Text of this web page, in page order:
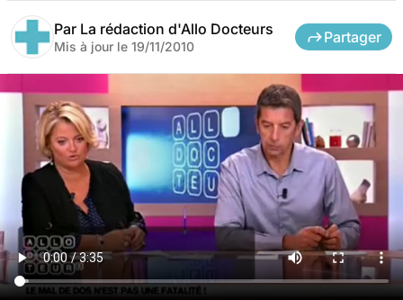
Par La rédaction d'Allo Docteurs
Mis à jour le 19/11/2010
Partager